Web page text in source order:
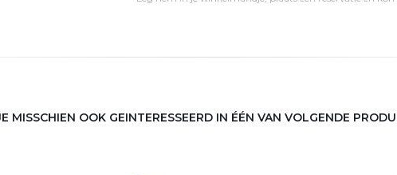
MISSCHIEN OOK GEINTERESSEERD IN ÉÉN VAN VOLGENDE